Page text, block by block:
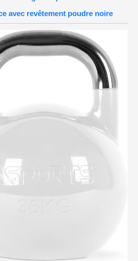
avec revêtement poudre noire